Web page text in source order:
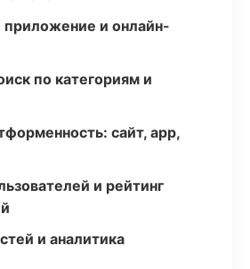
и онлайн-
по категориям и
сайт, app,
и рейтинг
и аналитика